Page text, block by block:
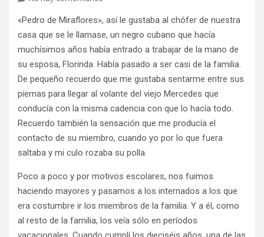
«Pedro de Miraflores», así le gustaba al chófer de nuestra
casa que se le llamase, un negro cubano que hacía
muchísimos años había entrado a trabajar de la mano de
su esposa, Florinda. Había pasado a ser casi de la familia.
De pequeño recuerdo que me gustaba sentarme entre sus
piernas para llegar al volante del viejo Mercedes que
conducía con la misma cadencia con que lo hacía todo.
Recuerdo también la sensación que me producía el
contacto de su miembro, cuando yo por lo que fuera
saltaba y mi culo rozaba su polla.
Poco a poco y por motivos escolares, nos fuimos
haciendo mayores y pasamos a los internados a los que
era costumbre ir los miembros de la familia. Y a él, como
al resto de la familia, los veía sólo en períodos